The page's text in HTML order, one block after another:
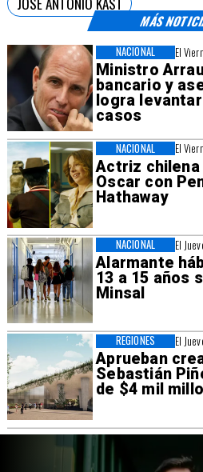
MÁS
El
Ministro
bancario y
logra
casos
NACIONAL
El
Actriz chilena
Oscar con
Hathaway
NACIONAL
El
Alarmante
13 a 15 años
Minsal
NACIONAL
El
Aprueban
Sebastián
de $4 mil
REGIONES